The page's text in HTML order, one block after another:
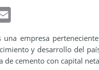
una empresa
y desarrollo del
de cemento con capital